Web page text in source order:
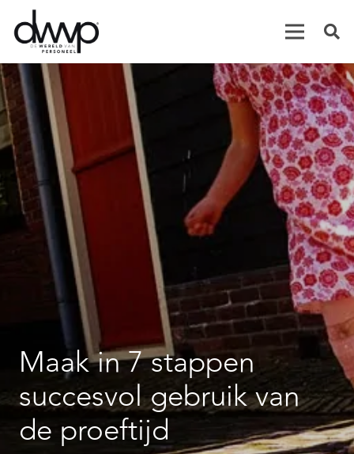
Maak in 7 stappen
succesvol gebruik van
de proeftijd